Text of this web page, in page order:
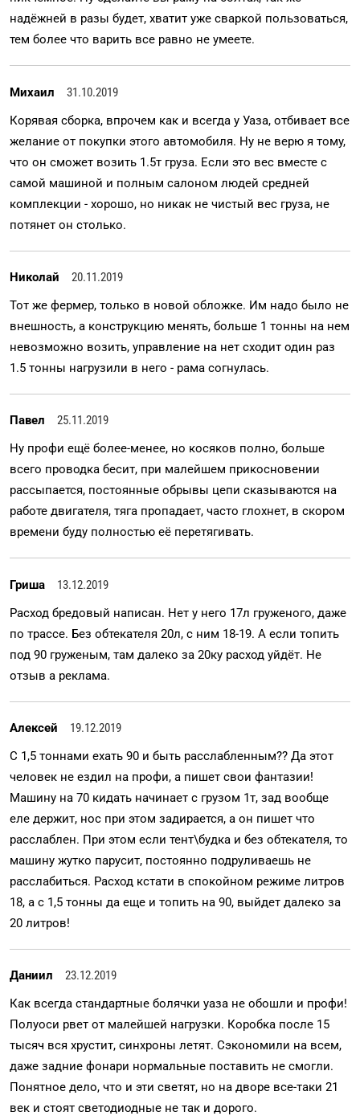
надёжней в разы будет, хватит уже сваркой пользоваться,
тем более что варить все равно не умеете.
Михаил
31.10.2019
Корявая сборка, впрочем как и всегда у Уаза, отбивает все
желание от покупки этого автомобиля. Ну не верю я тому,
что он сможет возить 1.5т груза. Если это вес вместе с
самой машиной и полным салоном людей средней
комплекции - хорошо, но никак не чистый вес груза, не
потянет он столько.
Николай
20.11.2019
Тот же фермер, только в новой обложке. Им надо было не
внешность, а конструкцию менять, больше 1 тонны на нем
невозможно возить, управление на нет сходит один раз
1.5 тонны нагрузили в него - рама согнулась.
Павел
25.11.2019
Ну профи ещё более-менее, но косяков полно, больше
всего проводка бесит, при малейшем прикосновении
рассыпается, постоянные обрывы цепи сказываются на
работе двигателя, тяга пропадает, часто глохнет, в скором
времени буду полностью её перетягивать.
Гриша
13.12.2019
Расход бредовый написан. Нет у него 17л груженого, даже
по трассе. Без обтекателя 20л, с ним 18-19. А если топить
под 90 груженым, там далеко за 20ку расход уйдёт. Не
отзыв а реклама.
Алексей
19.12.2019
С 1,5 тоннами ехать 90 и быть расслабленным?? Да этот
человек не ездил на профи, а пишет свои фантазии!
Машину на 70 кидать начинает с грузом 1т, зад вообще
еле держит, нос при этом задирается, а он пишет что
расслаблен. При этом если тент\будка и без обтекателя, то
машину жутко парусит, постоянно подруливаешь не
расслабиться. Расход кстати в спокойном режиме литров
18, а с 1,5 тонны да еще и топить на 90, выйдет далеко за
20 литров!
Даниил
23.12.2019
Как всегда стандартные болячки уаза не обошли и профи!
Полуоси рвет от малейшей нагрузки. Коробка после 15
тысяч вся хрустит, синхроны летят. Сэкономили на всем,
даже задние фонари нормальные поставить не смогли.
Понятное дело, что и эти светят, но на дворе все-таки 21
век и стоят светодиодные не так и дорого.